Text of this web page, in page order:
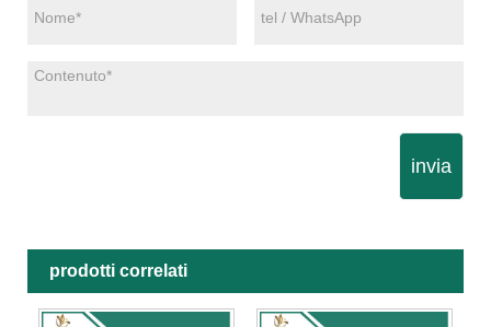
invia
prodotti correlati